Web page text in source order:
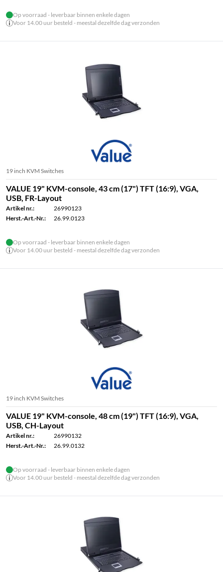
Op voorraad - leverbaar binnen enkele dagen
Voor 14.00 uur besteld - meestal dezelfde dag verzonden
19 inch KVM Switches
VALUE 19" KVM-console, 43 cm (17") TFT (16:9), VGA,
USB, FR-Layout
Artikel nr.:
26990123
Herst.-Art.-Nr.:
26.99.0123
Op voorraad - leverbaar binnen enkele dagen
Voor 14.00 uur besteld - meestal dezelfde dag verzonden
19 inch KVM Switches
VALUE 19" KVM-console, 48 cm (19") TFT (16:9), VGA,
USB, CH-Layout
Artikel nr.:
26990132
Herst.-Art.-Nr.:
26.99.0132
Op voorraad - leverbaar binnen enkele dagen
Voor 14.00 uur besteld - meestal dezelfde dag verzonden